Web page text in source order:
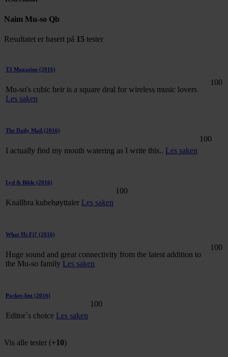
Naim Mu-so Qb
Resultatet er basert på 15 tester
T3 Magazine (2016)
Mu-so's cubic heir is a square deal for wireless music lovers
Les saken
100
The Daily Mail (2016)
I actually find my mouth watering as I write this.. Les saken
100
Lyd & Bilde (2016)
Knallbra kubehøyttaler Les saken
100
What Hi-Fi? (2016)
Huge sound and great connectivity from the latest addition to
the Mu-so family Les saken
100
Pocket-lint (2016)
Editor`s choice Les saken
100
Vis alle tester (+10)